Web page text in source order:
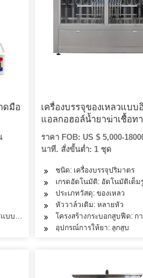
ดมือ
บบห้องเดียว
เครื่องบรรจุของเหลวแบ
แอลกอฮอล์น้ำยาฆ่าเชื้อท
สำหรับเจลทำความสะอาด
โลชั่นบำรุงผิวขวดแชมพู
ราคา FOB: US $ 5,000-
นาที. สั่งขั้นต่ำ: 1 ชุด
ชนิด: เครื่องบรรจุปริมาตร
เกรดอัตโนมัติ: อัตโนมัติเต็
ประเภทวัสดุ: ของเหลว
หัววาล์วเติม: หลายหัว
โครงสร้างกระบอกสูบฟีด: ก
อุปกรณ์การให้ยา: ลูกสูบ